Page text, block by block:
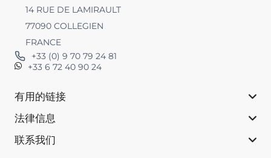
14 RUE DE LAMIRAULT
77090 COLLEGIEN
FRANCE
+33 (0) 9 70 79 24 81
+33 6 72 40 90 24
有用的链接
法律信息
联系我们